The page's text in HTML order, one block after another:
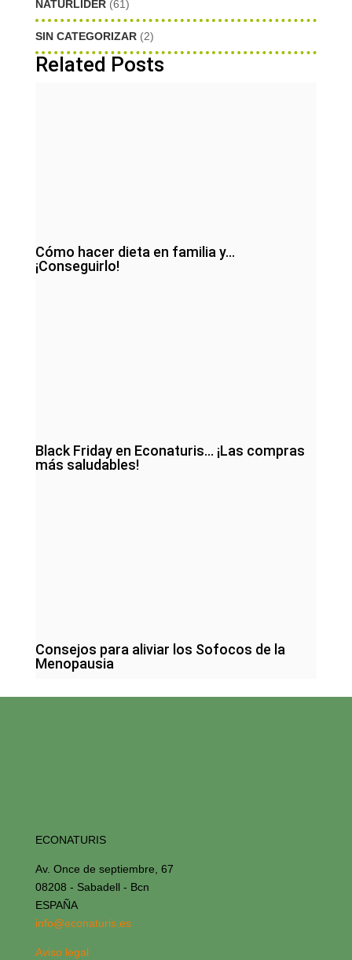
NATURLIDER (61)
SIN CATEGORIZAR (2)
Related Posts
Cómo hacer dieta en familia y…
¡Conseguirlo!
Black Friday en Econaturis… ¡Las compras
más saludables!
Consejos para aliviar los Sofocos de la
Menopausia
ECONATURIS
Av. Once de septiembre, 67
08208 - Sabadell - Bcn
ESPAÑA
info@econaturis.es
Aviso legal